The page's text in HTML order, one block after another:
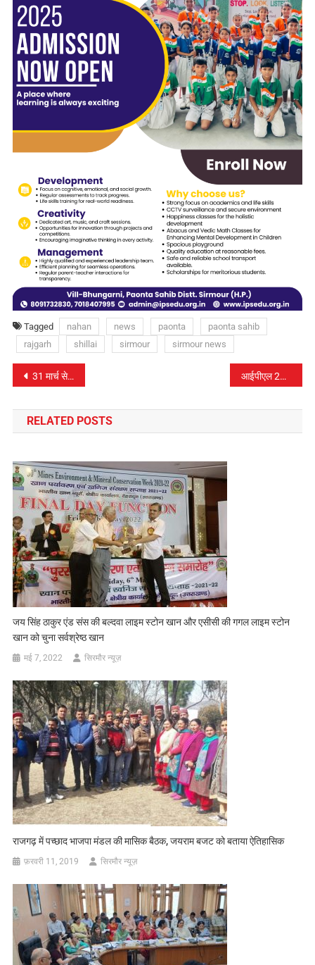
Tagged nahan news paonta
paonta sahib
rajgarh
shillai sirmour sirmour news
पोस्ट
नेविगेशन
31 मार्च से चंबा प्रवास पर रहेंगे विधानसभा अध्यक्ष… आईपीएल 2025: 30 मार्च के मुकाबलों का पूरा हाल – दिल्ली ने SRH को दी मात, राजस्थान ने CSK को हराया
RELATED POSTS
जय सिंह ठाकुर एंड संस की बल्दवा लाइम स्टोन खान और एसीसी की गगल लाइम स्टोन
खान को चुना सर्वश्रेष्ठ खान
मई 7, 2022 सिरमौर न्यूज़
राजगढ़ में पच्छाद भाजपा मंडल की मासिक बैठक, जयराम बजट को बताया ऐतिहासिक
फ़रवरी 11, 2019 सिरमौर न्यूज़